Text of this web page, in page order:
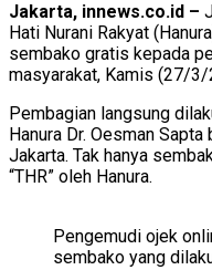
Jakarta, innews.co.id –
Hati Nurani Rakyat
sembako gratis kepada
masyarakat, Kamis (27/3/
Pembagian langsung
Hanura Dr. Oesman
Jakarta. Tak hanya
“THR” oleh Hanura.
Pengemudi ojek
sembako yang